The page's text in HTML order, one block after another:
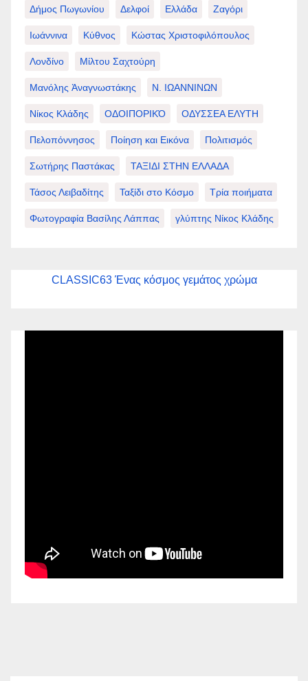
Δήμος Πωγωνίου Δελφοί Ελλάδα Ζαγόρι
Ιωάννινα Κύθνος Κώστας Χριστοφιλόπουλος
Λονδίνο Μίλτου Σαχτούρη
Μανόλης Ἀναγνωστάκης Ν. ΙΩΑΝΝΙΝΩΝ
Νίκος Κλάδης ΟΔΟΙΠΟΡΙΚΌ ΟΔΥΣΣΕΑ ΕΛΥΤΗ
Πελοπόννησος Ποίηση και Εικόνα Πολιτισμός
Σωτήρης Παστάκας ΤΑΞΙΔΙ ΣΤΗΝ ΕΛΛΑΔΑ
Τάσος Λειβαδίτης Ταξίδι στο Κόσμο Τρία ποιήματα
Φωτογραφία Βασίλης Λάππας γλύπτης Νίκος Κλάδης
CLASSIC63 Ένας κόσμος γεμάτος χρώμα